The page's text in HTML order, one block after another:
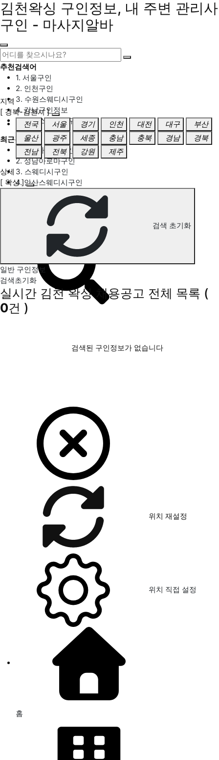
김천왁싱 구인정보, 내 주변 관리사
구인 - 마사지알바
추천검색어
1. 서울구인
2. 인천구인
3. 수원스웨디시구인
4. 강남구인정보
5. 동탄스웨디시구인
최근검색어
1. 일산마사지구인
2. 성남아로마구인
3. 스웨디시구인
4. 안산스웨디시구인
김천 왁싱 구인정보
지역
[ 경북-김천시 ]
전국
서울 경기 인천 대전 대구
부산
울산
광주 세종 충남 충북 경남
경북
전남
전북 강원 제주
상세
[ 왁싱 ]
검색 초기화
일반 구인정보
검색초기화
실시간 김천 왁싱 채용공고 전체 목록 (
0건 )
검색된 구인정보가 없습니다
위치 재설정
위치 직접 설정
홈